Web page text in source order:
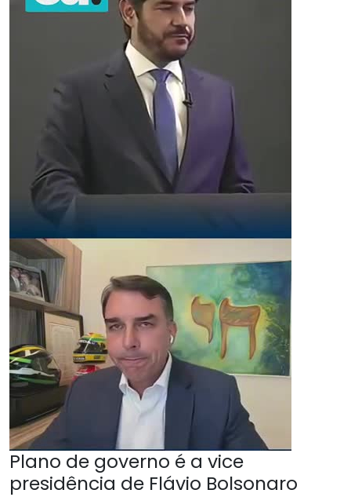
Plano de governo é a vice
presidência de Flávio Bolsonaro